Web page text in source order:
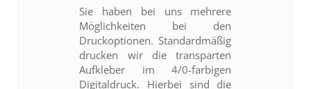
Sie haben bei uns mehrere
Möglichkeiten bei den
Druckoptionen. Standardmäßig
drucken wir die transparten
Aufkleber im 4/0-farbigen
Digitaldruck. Hierbei sind die